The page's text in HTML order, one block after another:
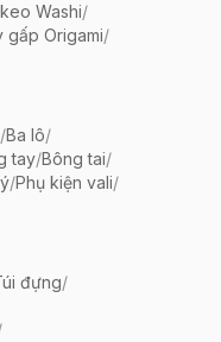
Washi/
gấp Origami/
/Ba lô/
tay/Bông tai/
/Phụ kiện vali/
đựng/